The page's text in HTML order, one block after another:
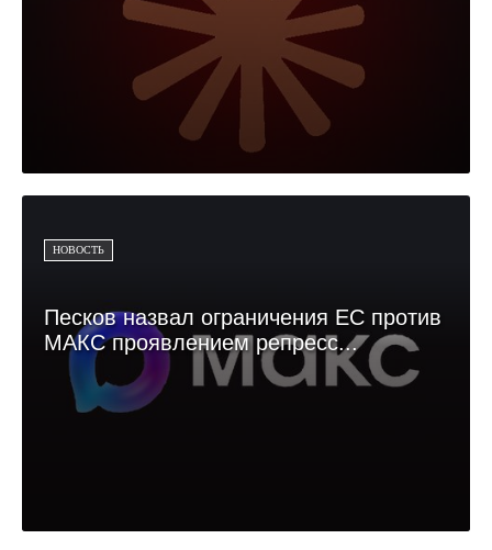
НОВОСТЬ
Песков назвал ограничения ЕС против
МАКС проявлением репресс...